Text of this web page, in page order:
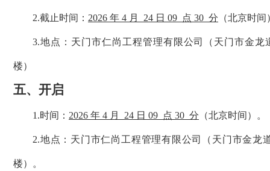
2.截止时间： 2026 年 4 月 24 日 09 点 30 分 （北京时间
3.地点 ： 天门市仁尚工程管理有限公司 （ 天门市金龙
楼）
五、 开启
1 .时间： 2026 年 4 月 24 日 09 点 30 分 （北京时间）。
2.地点 ： 天门市仁尚工程管理有限公司 （ 天门市金龙
楼） 。